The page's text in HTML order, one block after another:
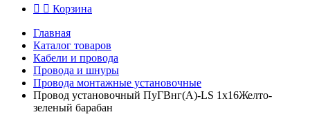
Корзина
Главная
Каталог товаров
Кабели и провода
Провода и шнуры
Провода монтажные установочные
Провод установочный ПуГВнг(А)-LS 1х16Желто-
зеленый барабан